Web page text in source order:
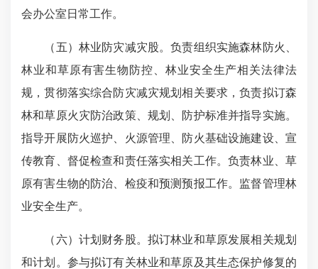
会办公室日常工作。
（五）林业防灾减灾股。负责组织实施森林防火、
林业和草原有害生物防控、林业安全生产相关法律法
规，贯彻落实综合防灾减灾规划相关要求，负责拟订森
林和草原火灾防治政策、规划、防护标准并指导实施。
指导开展防火巡护、火源管理、防火基础设施建设、宣
传教育、督促检查和责任落实相关工作。负责林业、草
原有害生物的防治、检疫和预测预报工作。监督管理林
业安全生产。
（六）计划财务股。拟订林业和草原发展相关规划
和计划。参与拟订有关林业和草原及其生态保护修复的